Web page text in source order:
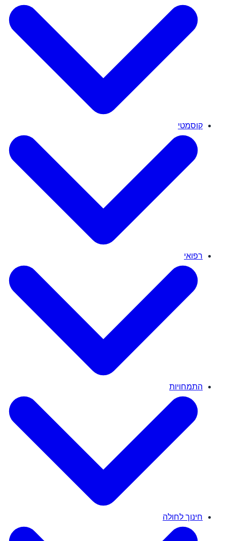
קוסמטי
רפואי
התמחויות
חינוך לחולה